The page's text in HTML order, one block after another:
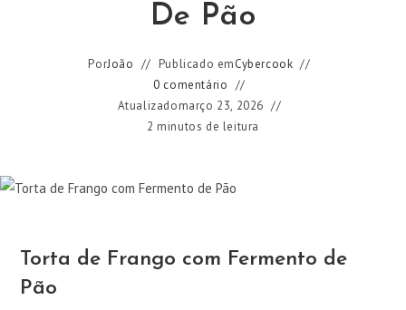
De Pão
PorJoão Publicado emCybercook
0 comentário
Atualizadomarço 23, 2026
2 minutos de leitura
Torta de Frango com Fermento de
Pão